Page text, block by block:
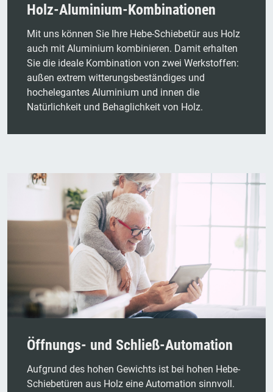
Holz-Aluminium-Kombinationen
Mit uns können Sie Ihre Hebe-Schiebetür aus Holz
auch mit Aluminium kombinieren. Damit erhalten
Sie die ideale Kombination von zwei Werkstoffen:
außen extrem witterungsbeständiges und
hochelegantes Aluminium und innen die
Natürlichkeit und Behaglichkeit von Holz.
Öffnungs- und Schließ-Automation
Aufgrund des hohen Gewichts ist bei hohen Hebe-
Schiebetüren aus Holz eine Automation sinnvoll.